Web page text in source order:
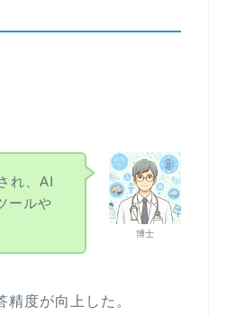
博士
れ、AI
ールや
度が向上した。